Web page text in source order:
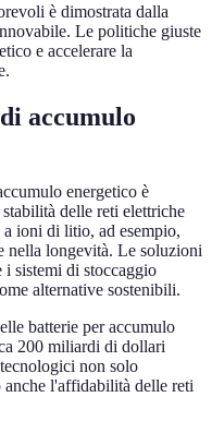
è dimostrata dalla
Le politiche giuste
e accelerare la
accumulo
energetico è
delle reti elettriche
ioni di litio, ad esempio,
nella longevità. Le soluzioni
i sistemi di stoccaggio
alternative sostenibili.
batterie per accumulo
200 miliardi di dollari
non solo
anche l'affidabilità delle reti